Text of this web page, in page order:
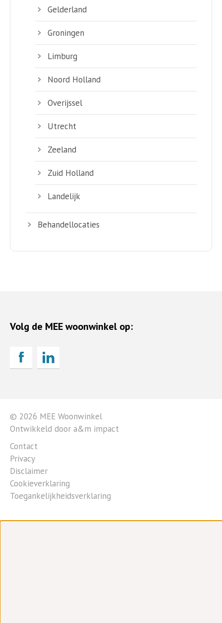
Gelderland
Groningen
Limburg
Noord Holland
Overijssel
Utrecht
Zeeland
Zuid Holland
Landelijk
Behandellocaties
Volg de MEE woonwinkel op:
© 2026 MEE Woonwinkel
Ontwikkeld door a&m impact
Contact
Privacy
Disclaimer
Cookieverklaring
Toegankelijkheidsverklaring